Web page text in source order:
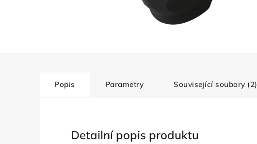
Popis Parametry Související soubory (2)
Detailní popis produktu